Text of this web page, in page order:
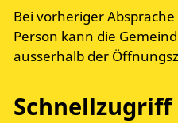
Bei vorheriger
Person kann die
ausserhalb der
Schnellzugriff